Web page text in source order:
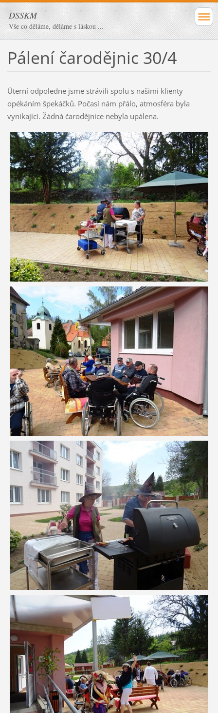
DSSKM
Vše co děláme, děláme s láskou ...
Pálení čarodějnic 30/4
Úterní odpoledne jsme strávili spolu s našimi klienty
opékáním špekáčků. Počasí nám přálo, atmosféra byla
vynikající. Žádná čarodějnice nebyla upálena.